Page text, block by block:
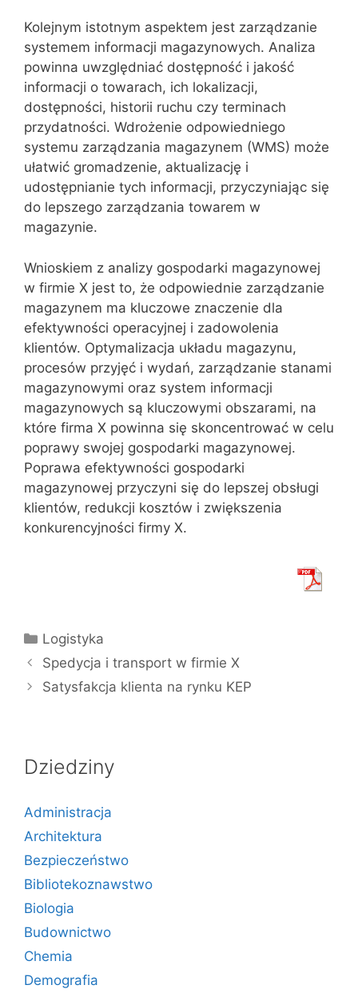
Kolejnym istotnym aspektem jest zarządzanie
systemem informacji magazynowych. Analiza
powinna uwzględniać dostępność i jakość
informacji o towarach, ich lokalizacji,
dostępności, historii ruchu czy terminach
przydatności. Wdrożenie odpowiedniego
systemu zarządzania magazynem (WMS) może
ułatwić gromadzenie, aktualizację i
udostępnianie tych informacji, przyczyniając się
do lepszego zarządzania towarem w
magazynie.
Wnioskiem z analizy gospodarki magazynowej
w firmie X jest to, że odpowiednie zarządzanie
magazynem ma kluczowe znaczenie dla
efektywności operacyjnej i zadowolenia
klientów. Optymalizacja układu magazynu,
procesów przyjęć i wydań, zarządzanie stanami
magazynowymi oraz system informacji
magazynowych są kluczowymi obszarami, na
które firma X powinna się skoncentrować w celu
poprawy swojej gospodarki magazynowej.
Poprawa efektywności gospodarki
magazynowej przyczyni się do lepszej obsługi
klientów, redukcji kosztów i zwiększenia
konkurencyjności firmy X.
Kategorie
Logistyka
Spedycja i transport w firmie X
Satysfakcja klienta na rynku KEP
Dziedziny
Administracja
Architektura
Bezpieczeństwo
Bibliotekoznawstwo
Biologia
Budownictwo
Chemia
Demografia